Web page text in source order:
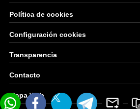
Política de cookies
Configuración cookies
Transparencia
Contacto
Mapa Web